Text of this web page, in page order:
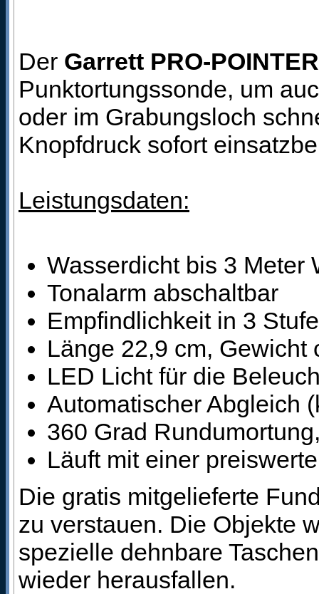
Der Garrett PRO-
Punktortungssonde, um
oder im Grabungsloch
Knopfdruck sofort
Leistungsdaten:
Wasserdicht bis 3 Meter
Tonalarm abschaltbar
Empfindlichkeit in 3
Länge 22,9 cm, Gewicht
LED Licht für die
Automatischer Abgleich
360 Grad
Läuft mit einer
Die gratis mitgelieferte
zu verstauen. Die Objekte
spezielle dehnbare
wieder herausfallen.